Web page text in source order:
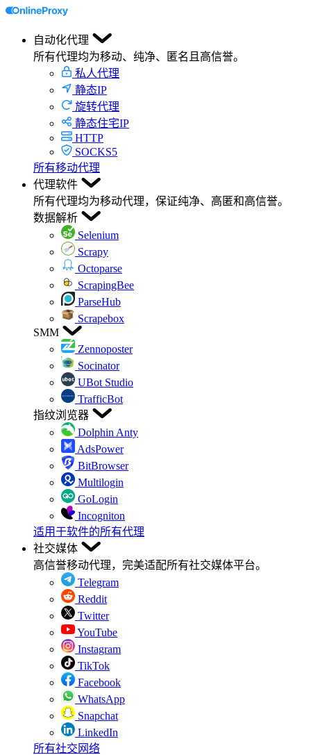
自动化代理
所有代理均为移动、纯净、匿名且高信誉。
私人代理
静态IP
旋转代理
静态住宅IP
HTTP
SOCKS5
所有移动代理
代理软件
所有代理均为移动代理，保证纯净、高匿和高信誉。
数据解析
Selenium
Scrapy
Octoparse
ScrapingBee
ParseHub
Scrapebox
SMM
Zennoposter
Socinator
UBot Studio
TrafficBot
指纹浏览器
Dolphin Anty
AdsPower
BitBrowser
Multilogin
GoLogin
Incogniton
适用于软件的所有代理
社交媒体
高信誉移动代理，完美适配所有社交媒体平台。
Telegram
Reddit
Twitter
YouTube
Instagram
TikTok
Facebook
WhatsApp
Snapchat
LinkedIn
所有社交网络